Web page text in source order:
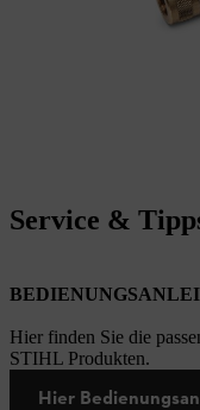
Service &
Hier finden Sie die
STIHL Produkten.
Hier